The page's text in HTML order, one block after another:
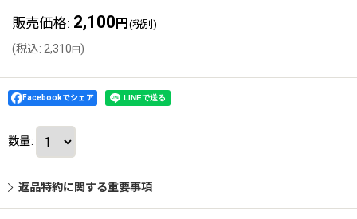
販売価格: 2,100 円 (税別)
(税込: 2,310 円 )
Facebookでシェア
数量:
返品特約に関する重要事項